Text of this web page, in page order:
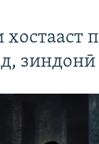
хостааст
зиндонӣ